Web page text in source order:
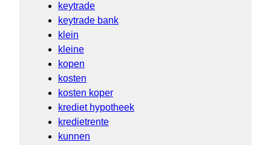
keytrade
keytrade bank
klein
kleine
kopen
kosten
kosten koper
krediet hypotheek
kredietrente
kunnen